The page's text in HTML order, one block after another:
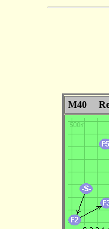
M40